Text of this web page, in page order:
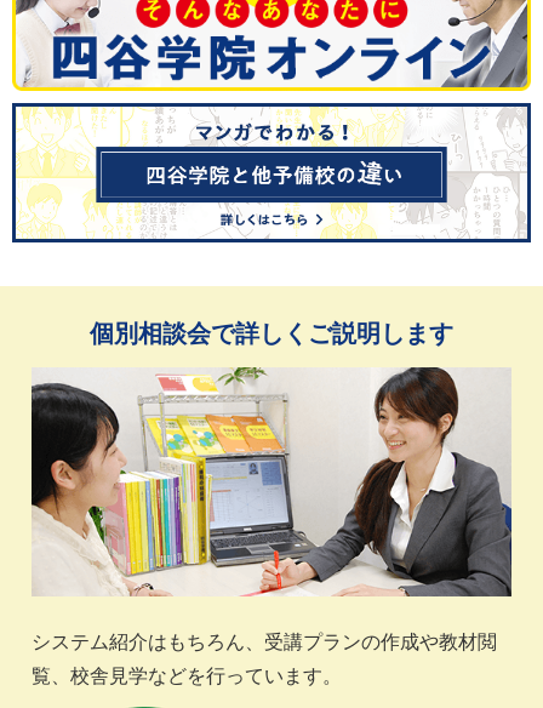
個別相談会で詳しくご説明します
システム紹介はもちろん、受講プランの作成や教材閲
覧、校舎見学などを行っています。